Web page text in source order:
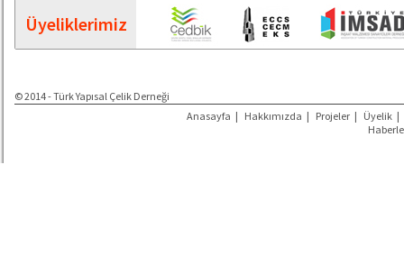
Üyeliklerimiz
© 2014 - Türk Yapısal Çelik Derneği
Anasayfa | Hakkımızda | Projeler | Üyelik |